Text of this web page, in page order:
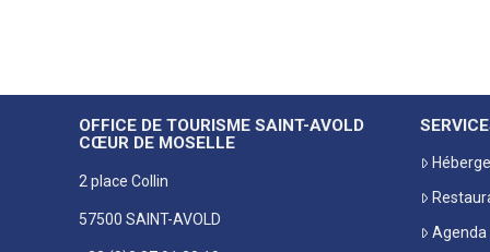
OFFICE DE TOURISME SAINT-AVOLD
CŒUR DE MOSELLE
2 place Collin
57500 SAINT-AVOLD
Agenda